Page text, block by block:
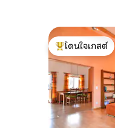
โดนใจเกสต์ที่สุด
โดนใจเกสต์